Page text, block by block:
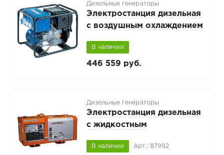
Дизельные генераторы
Электростанция дизельная
с воздушным охлаждением
BLC с автозапуском
446 559 руб.
В наличии
Дизельные генераторы
Электростанция дизельная
с жидкостным
9000 в звукоизолирующем
В наличии Арт.: 87992